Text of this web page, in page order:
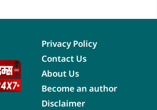
Privacy Policy
Contact Us
About Us
Become an author
Disclaimer